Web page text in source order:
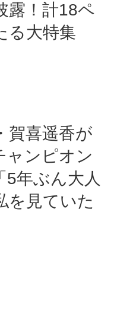
露！計18ペ
る大特集
賀喜遥香が
ャンピオン
5年ぶん大人
を見ていた